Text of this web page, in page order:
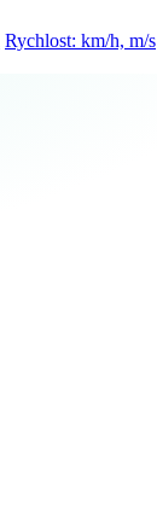
Rychlost: km/h, m/s